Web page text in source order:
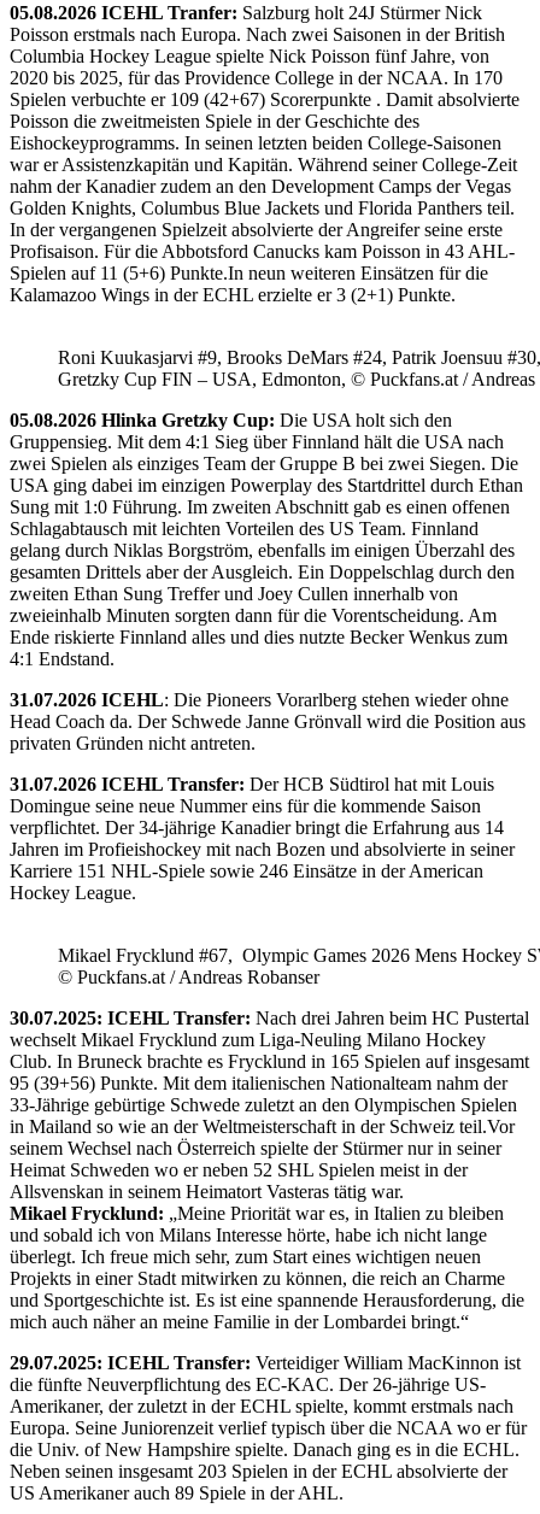
05.08.2026 ICEHL Tranfer: Salzburg holt 24J Stürmer Nick
Poisson erstmals nach Europa. Nach zwei Saisonen in der British
Columbia Hockey League spielte Nick Poisson fünf Jahre, von
2020 bis 2025, für das Providence College in der NCAA. In 170
Spielen verbuchte er 109 (42+67) Scorerpunkte . Damit absolvierte
Poisson die zweitmeisten Spiele in der Geschichte des
Eishockeyprogramms. In seinen letzten beiden College-Saisonen
war er Assistenzkapitän und Kapitän. Während seiner College-Zeit
nahm der Kanadier zudem an den Development Camps der Vegas
Golden Knights, Columbus Blue Jackets und Florida Panthers teil.
In der vergangenen Spielzeit absolvierte der Angreifer seine erste
Profisaison. Für die Abbotsford Canucks kam Poisson in 43 AHL-
Spielen auf 11 (5+6) Punkte.In neun weiteren Einsätzen für die
Kalamazoo Wings in der ECHL erzielte er 3 (2+1) Punkte.
Roni Kuukasjarvi #9, Brooks DeMars #24, Patrik Joensuu
Gretzky Cup FIN – USA, Edmonton, © Puckfans.at / Andreas
05.08.2026 Hlinka Gretzky Cup: Die USA holt sich den
Gruppensieg. Mit dem 4:1 Sieg über Finnland hält die USA nach
zwei Spielen als einziges Team der Gruppe B bei zwei Siegen. Die
USA ging dabei im einzigen Powerplay des Startdrittel durch Ethan
Sung mit 1:0 Führung. Im zweiten Abschnitt gab es einen offenen
Schlagabtausch mit leichten Vorteilen des US Team. Finnland
gelang durch Niklas Borgström, ebenfalls im einigen Überzahl des
gesamten Drittels aber der Ausgleich. Ein Doppelschlag durch den
zweiten Ethan Sung Treffer und Joey Cullen innerhalb von
zweieinhalb Minuten sorgten dann für die Vorentscheidung. Am
Ende riskierte Finnland alles und dies nutzte Becker Wenkus zum
4:1 Endstand.
31.07.2026 ICEHL: Die Pioneers Vorarlberg stehen wieder ohne
Head Coach da. Der Schwede Janne Grönvall wird die Position aus
privaten Gründen nicht antreten.
31.07.2026 ICEHL Transfer: Der HCB Südtirol hat mit Louis
Domingue seine neue Nummer eins für die kommende Saison
verpflichtet. Der 34-jährige Kanadier bringt die Erfahrung aus 14
Jahren im Profieishockey mit nach Bozen und absolvierte in seiner
Karriere 151 NHL-Spiele sowie 246 Einsätze in der American
Hockey League.
Mikael Frycklund #67, Olympic Games 2026 Mens Hockey
© Puckfans.at / Andreas Robanser
30.07.2025: ICEHL Transfer: Nach drei Jahren beim HC Pustertal
wechselt Mikael Frycklund zum Liga-Neuling Milano Hockey
Club. In Bruneck brachte es Frycklund in 165 Spielen auf insgesamt
95 (39+56) Punkte. Mit dem italienischen Nationalteam nahm der
33-Jährige gebürtige Schwede zuletzt an den Olympischen Spielen
in Mailand so wie an der Weltmeisterschaft in der Schweiz teil.Vor
seinem Wechsel nach Österreich spielte der Stürmer nur in seiner
Heimat Schweden wo er neben 52 SHL Spielen meist in der
Allsvenskan in seinem Heimatort Vasteras tätig war.
Mikael Frycklund: „Meine Priorität war es, in Italien zu bleiben
und sobald ich von Milans Interesse hörte, habe ich nicht lange
überlegt. Ich freue mich sehr, zum Start eines wichtigen neuen
Projekts in einer Stadt mitwirken zu können, die reich an Charme
und Sportgeschichte ist. Es ist eine spannende Herausforderung, die
mich auch näher an meine Familie in der Lombardei bringt.“
29.07.2025: ICEHL Transfer: Verteidiger William MacKinnon ist
die fünfte Neuverpflichtung des EC-KAC. Der 26-jährige US-
Amerikaner, der zuletzt in der ECHL spielte, kommt erstmals nach
Europa. Seine Juniorenzeit verlief typisch über die NCAA wo er für
die Univ. of New Hampshire spielte. Danach ging es in die ECHL.
Neben seinen insgesamt 203 Spielen in der ECHL absolvierte der
US Amerikaner auch 89 Spiele in der AHL.